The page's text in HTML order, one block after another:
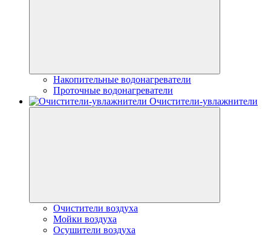
Накопительные водонагреватели
Проточные водонагреватели
Очистители-увлажнители
Очистители воздуха
Мойки воздуха
Осушители воздуха